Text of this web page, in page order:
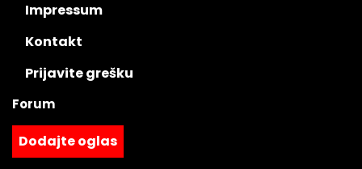
Impressum
Kontakt
Prijavite grešku
Forum
Dodajte oglas